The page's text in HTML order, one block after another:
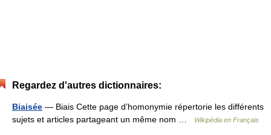
Regardez d'autres dictionnaires:
Biaisée — Biais Cette page d’homonymie répertorie les différents
sujets et articles partageant un même nom …
Wikipédia en Français